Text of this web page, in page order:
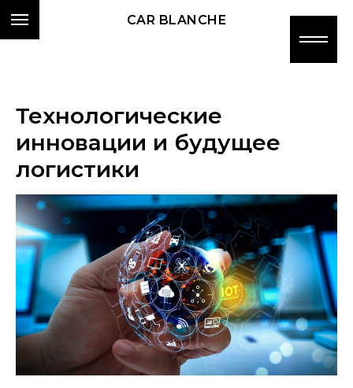
CAR BLANCHE
Технологические
инновации и будущее
логистики